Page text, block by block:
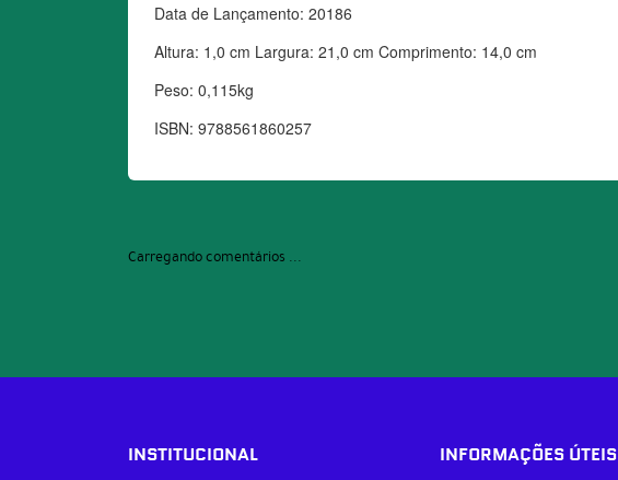
Data de Lançamento: 20186
Altura: 1,0 cm Largura: 21,0 cm Comprimento: 14,0 cm
Peso: 0,115kg
ISBN: 9788561860257
Carregando comentários ...
INSTITUCIONAL INFORMAÇÕES ÚTEIS